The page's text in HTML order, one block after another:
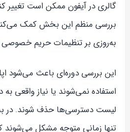
گالری در آیفون ممکن است تغییر
بررسی منظم این بخش کمک
به‌روزی بر تنظیمات حریم خصوصی iOS داشته باشد.
این بررسی دوره‌ای باعث می‌شود
استفاده نمی‌شوند یا نیاز واقعی به
لیست دسترسی‌ها حذف شوند. در
تنها زمانی متوجه مشکل